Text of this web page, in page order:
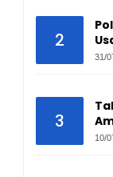
2
31/
3
10/